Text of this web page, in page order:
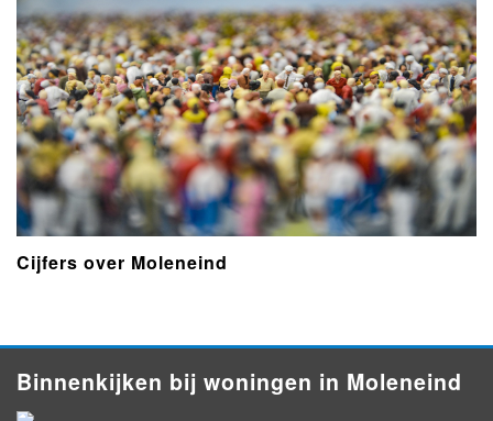
Cijfers over Moleneind
Binnenkijken bij woningen in Moleneind